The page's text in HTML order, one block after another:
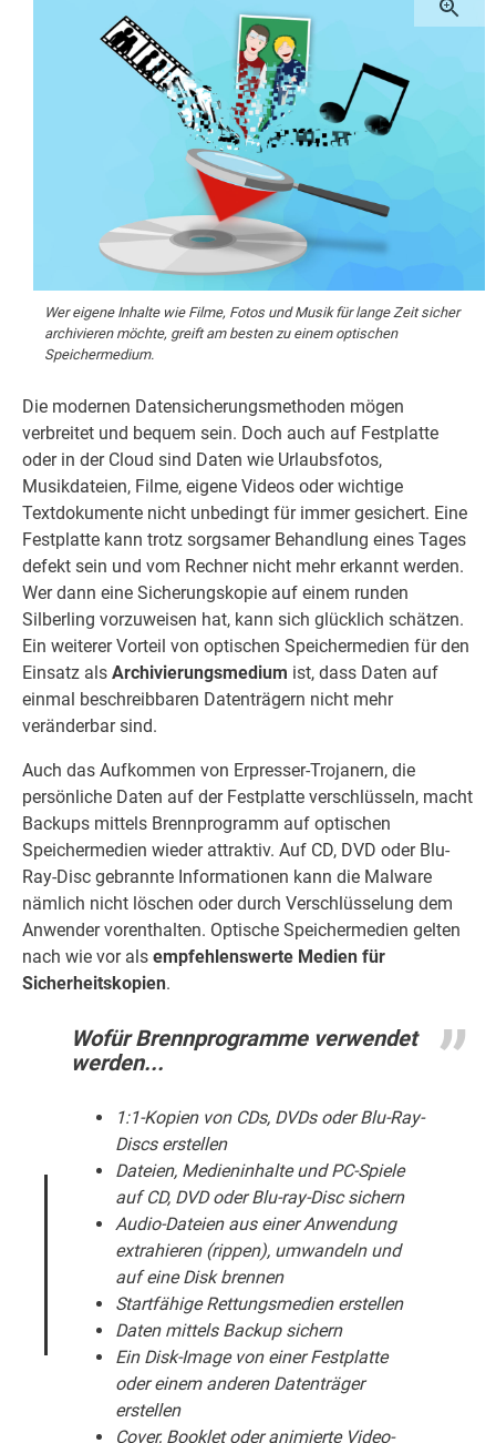
Wer eigene Inhalte wie Filme, Fotos und Musik für lange Zeit sicher
archivieren möchte, greift am besten zu einem optischen
Speichermedium.
Die modernen Datensicherungsmethoden mögen
verbreitet und bequem sein. Doch auch auf Festplatte
oder in der Cloud sind Daten wie Urlaubsfotos,
Musikdateien, Filme, eigene Videos oder wichtige
Textdokumente nicht unbedingt für immer gesichert. Eine
Festplatte kann trotz sorgsamer Behandlung eines Tages
defekt sein und vom Rechner nicht mehr erkannt werden.
Wer dann eine Sicherungskopie auf einem runden
Silberling vorzuweisen hat, kann sich glücklich schätzen.
Ein weiterer Vorteil von optischen Speichermedien für den
Einsatz als Archivierungsmedium ist, dass Daten auf
einmal beschreibbaren Datenträgern nicht mehr
veränderbar sind.
Auch das Aufkommen von Erpresser-Trojanern, die
persönliche Daten auf der Festplatte verschlüsseln, macht
Backups mittels Brennprogramm auf optischen
Speichermedien wieder attraktiv. Auf CD, DVD oder Blu-
Ray-Disc gebrannte Informationen kann die Malware
nämlich nicht löschen oder durch Verschlüsselung dem
Anwender vorenthalten. Optische Speichermedien gelten
nach wie vor als empfehlenswerte Medien für
Sicherheitskopien.
Wofür Brennprogramme verwendet
werden...
1:1-Kopien von CDs, DVDs oder Blu-Ray-
Discs erstellen
Dateien, Medieninhalte und PC-Spiele
auf CD, DVD oder Blu-ray-Disc sichern
Audio-Dateien aus einer Anwendung
extrahieren (rippen), umwandeln und
auf eine Disk brennen
Startfähige Rettungsmedien erstellen
Daten mittels Backup sichern
Ein Disk-Image von einer Festplatte
oder einem anderen Datenträger
erstellen
Cover, Booklet oder animierte Video-